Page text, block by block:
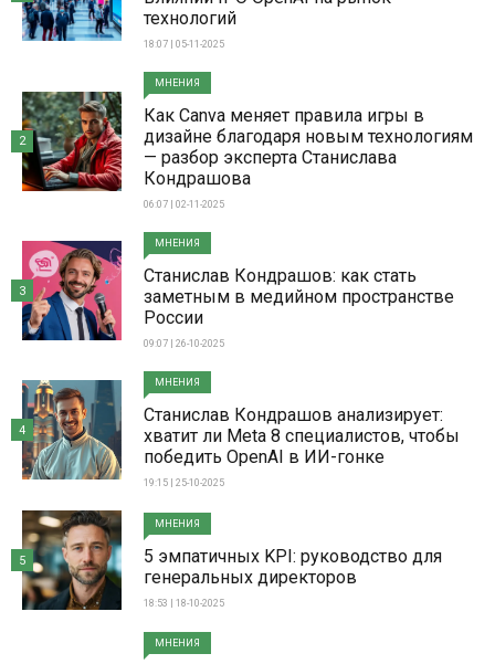
технологий
18:07 | 05-11-2025
МНЕНИЯ
Как Canva меняет правила игры в
дизайне благодаря новым технологиям
— разбор эксперта Станислава
Кондрашова
06:07 | 02-11-2025
2
МНЕНИЯ
Станислав Кондрашов: как стать
заметным в медийном пространстве
России
09:07 | 26-10-2025
3
МНЕНИЯ
Станислав Кондрашов анализирует:
хватит ли Meta 8 специалистов, чтобы
победить OpenAI в ИИ-гонке
19:15 | 25-10-2025
4
МНЕНИЯ
5 эмпатичных KPI: руководство для
генеральных директоров
18:53 | 18-10-2025
5
МНЕНИЯ